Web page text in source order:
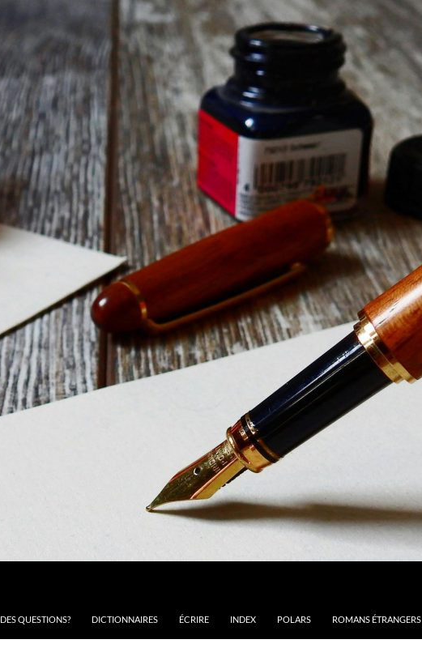
DES QUESTIONS? DICTIONNAIRES ÉCRIRE INDEX POLARS ROMANS ÉTRANGERS